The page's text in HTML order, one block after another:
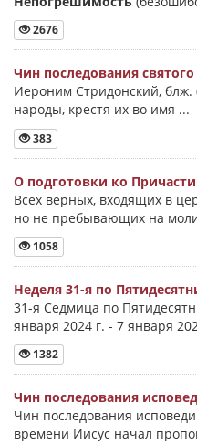
2676
Чин последования
Иероним Стридонский, блж.
народы, крестя их во имя ...
383
О подготовки ко
Всех верных, входящих в
но не пребывающих на
1058
Неделя 31-я по
31-я Седмица по
января 2024 г. - 7 января
1382
Чин последования
Чин последования
времени Иисус начал